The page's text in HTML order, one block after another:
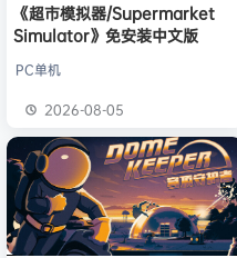
《超市模拟器/Supermarket
Simulator》免安装中文版
PC单机
2026-08-05